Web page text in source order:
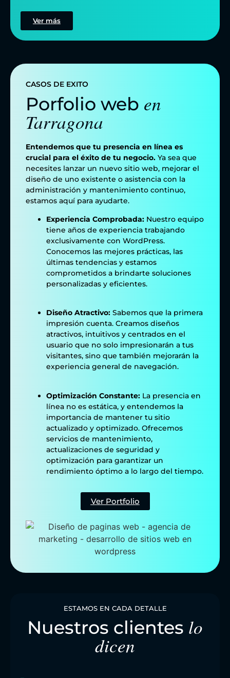
Ver más
CASOS DE EXITO
Porfolio web en
Tarragona
Entendemos que tu presencia en línea es
crucial para el éxito de tu negocio. Ya sea que
necesites lanzar un nuevo sitio web, mejorar el
diseño de uno existente o asistencia con la
administración y mantenimiento continuo,
estamos aquí para ayudarte.
Experiencia Comprobada: Nuestro equipo
tiene años de experiencia trabajando
exclusivamente con WordPress.
Conocemos las mejores prácticas, las
últimas tendencias y estamos
comprometidos a brindarte soluciones
personalizadas y eficientes.
Diseño Atractivo: Sabemos que la primera
impresión cuenta. Creamos diseños
atractivos, intuitivos y centrados en el
usuario que no solo impresionarán a tus
visitantes, sino que también mejorarán la
experiencia general de navegación.
Optimización Constante: La presencia en
línea no es estática, y entendemos la
importancia de mantener tu sitio
actualizado y optimizado. Ofrecemos
servicios de mantenimiento,
actualizaciones de seguridad y
optimización para garantizar un
rendimiento óptimo a lo largo del tiempo.
Ver Portfolio
ESTAMOS EN CADA DETALLE
Nuestros clientes lo
dicen